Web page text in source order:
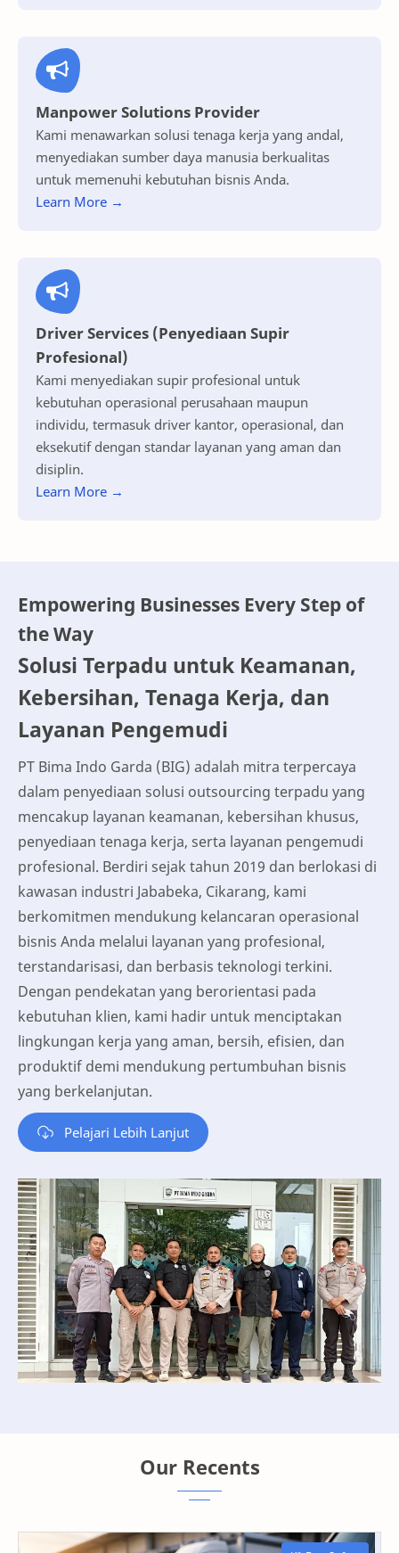
Manpower Solutions Provider
Kami menawarkan solusi tenaga kerja yang andal,
menyediakan sumber daya manusia berkualitas
untuk memenuhi kebutuhan bisnis Anda.
Learn More →
Driver Services (Penyediaan Supir
Profesional)
Kami menyediakan supir profesional untuk
kebutuhan operasional perusahaan maupun
individu, termasuk driver kantor, operasional, dan
eksekutif dengan standar layanan yang aman dan
disiplin.
Learn More →
Empowering Businesses Every Step of
the Way
Solusi Terpadu untuk Keamanan,
Kebersihan, Tenaga Kerja, dan
Layanan Pengemudi
PT Bima Indo Garda (BIG) adalah mitra terpercaya
dalam penyediaan solusi outsourcing terpadu yang
mencakup layanan keamanan, kebersihan khusus,
penyediaan tenaga kerja, serta layanan pengemudi
profesional. Berdiri sejak tahun 2019 dan berlokasi di
kawasan industri Jababeka, Cikarang, kami
berkomitmen mendukung kelancaran operasional
bisnis Anda melalui layanan yang profesional,
terstandarisasi, dan berbasis teknologi terkini.
Dengan pendekatan yang berorientasi pada
kebutuhan klien, kami hadir untuk menciptakan
lingkungan kerja yang aman, bersih, efisien, dan
produktif demi mendukung pertumbuhan bisnis
yang berkelanjutan.
Pelajari Lebih Lanjut
Our Recents